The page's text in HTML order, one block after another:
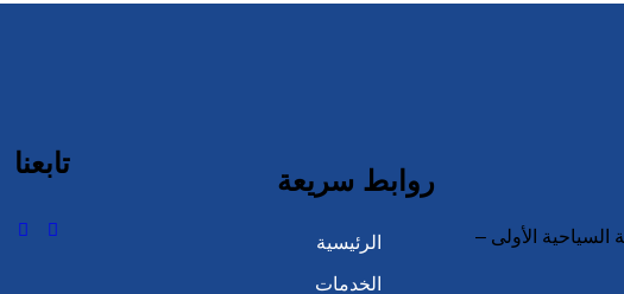
الأولى –
روابط سريعة
الرئيسية
الخدمات
تابعنا